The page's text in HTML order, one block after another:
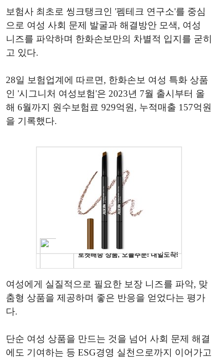
보험사 최초로 씽크탱크인 '펨테크 연구소'를 중심
으로 여성 사회 문제 발굴과 해결방안 모색, 여성
니즈를 파악하며 한화손보만의 차별적 입지를 굳히
고 있다.
28일 보험업계에 따르면, 한화손보 여성 특화 상품
인 '시그니처 여성보험'은 2023년 7월 출시부터 올
해 6월까지 원수보험료 929억원, 누적매출 157억원
을 기록했다.
여성에게 실질적으로 필요한 보장 니즈를 파악, 맞
춤형 상품을 제공하며 좋은 반응을 얻었다는 평가
다.
단순 여성 상품을 만드는 것을 넘어 사회 문제 해결
에도 기여하는 등 ESG경영 실천으로까지 이어가고